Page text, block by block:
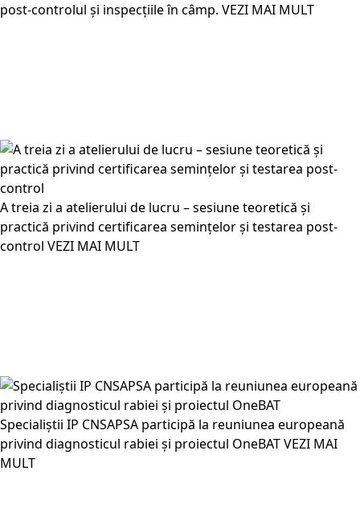
post-controlul și inspecțiile în câmp. VEZI MAI MULT
A treia zi a atelierului de lucru – sesiune teoretică și
practică privind certificarea semințelor și testarea post-
control VEZI MAI MULT
Specialiștii IP CNSAPSA participă la reuniunea europeană
privind diagnosticul rabiei și proiectul OneBATVEZI MAI
MULT